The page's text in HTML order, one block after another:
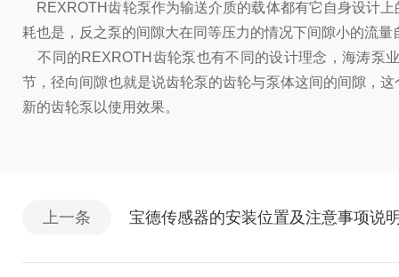
REXROTH齿轮泵作为输送介质的载体都有它自身设计
耗也是，反之泵的间隙大在同等压力的情况下间隙小的流
不同的REXROTH齿轮泵也有不同的设计理念，海涛泵
节，径向间隙也就是说齿轮泵的齿轮与泵体这间的间隙，
新的齿轮泵以使用效果。
上一条 宝德传感器的安装位置及注意事项说